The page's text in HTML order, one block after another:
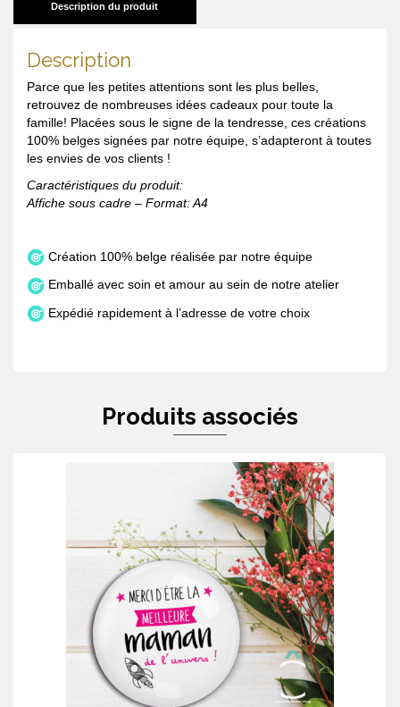
Description du produit
Description
Parce que les petites attentions sont les plus belles,
retrouvez de nombreuses idées cadeaux pour toute la
famille! Placées sous le signe de la tendresse, ces créations
100% belges signées par notre équipe, s’adapteront à toutes
les envies de vos clients !
Caractéristiques du produit:
Affiche sous cadre – Format: A4
Création 100% belge réalisée par notre équipe
Emballé avec soin et amour au sein de notre atelier
Expédié rapidement à l’adresse de votre choix
Produits associés